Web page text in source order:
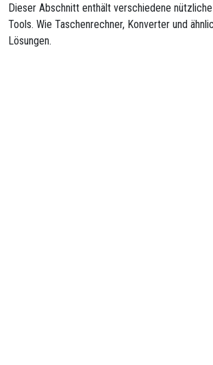
Dieser Abschnitt enthält verschiedene
Tools. Wie Taschenrechner, Konverter und
Lösungen.